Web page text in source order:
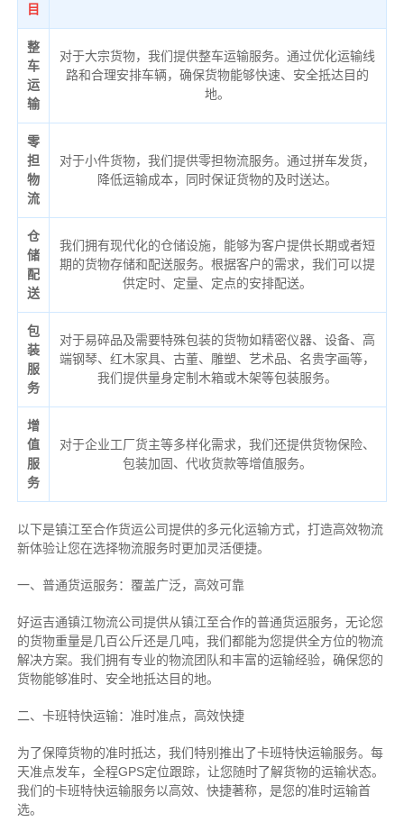
目
整
车
运
输
对于大宗货物，我们提供整车运输服务。通过优化运输线
路和合理安排车辆，确保货物能够快速、安全抵达目的
地。
零
担
物
流
对于小件货物，我们提供零担物流服务。通过拼车发货，
降低运输成本，同时保证货物的及时送达。
仓
储
配
送
我们拥有现代化的仓储设施，能够为客户提供长期或者短
期的货物存储和配送服务。根据客户的需求，我们可以提
供定时、定量、定点的安排配送。
包
装
服
务
对于易碎品及需要特殊包装的货物如精密仪器、设备、高
端钢琴、红木家具、古董、雕塑、艺术品、名贵字画等，
我们提供量身定制木箱或木架等包装服务。
增
值
服
务
对于企业工厂货主等多样化需求，我们还提供货物保险、
包装加固、代收货款等增值服务。
以下是镇江至合作货运公司提供的多元化运输方式，打造高效物流
新体验让您在选择物流服务时更加灵活便捷。
一、普通货运服务：覆盖广泛，高效可靠
好运吉通镇江物流公司提供从镇江至合作的普通货运服务，无论您
的货物重量是几百公斤还是几吨，我们都能为您提供全方位的物流
解决方案。我们拥有专业的物流团队和丰富的运输经验，确保您的
货物能够准时、安全地抵达目的地。
二、卡班特快运输：准时准点，高效快捷
为了保障货物的准时抵达，我们特别推出了卡班特快运输服务。每
天准点发车，全程GPS定位跟踪，让您随时了解货物的运输状态。
我们的卡班特快运输服务以高效、快捷著称，是您的准时运输首
选。